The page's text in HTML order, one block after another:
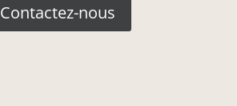
Contactez-nous